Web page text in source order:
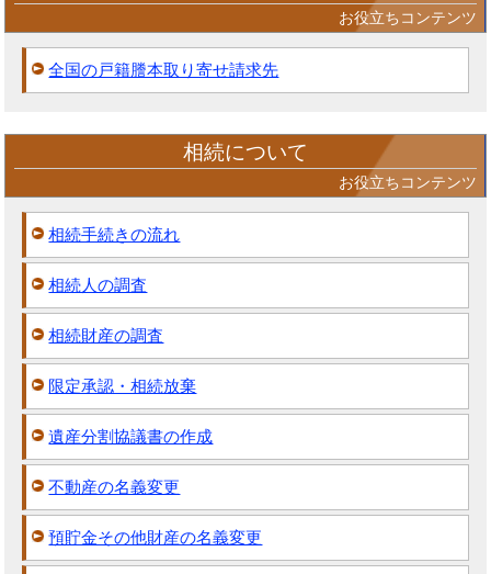
お役立ちコンテンツ
全国の戸籍謄本取り寄せ請求先
相続について
お役立ちコンテンツ
相続手続きの流れ
相続人の調査
相続財産の調査
限定承認・相続放棄
遺産分割協議書の作成
不動産の名義変更
預貯金その他財産の名義変更